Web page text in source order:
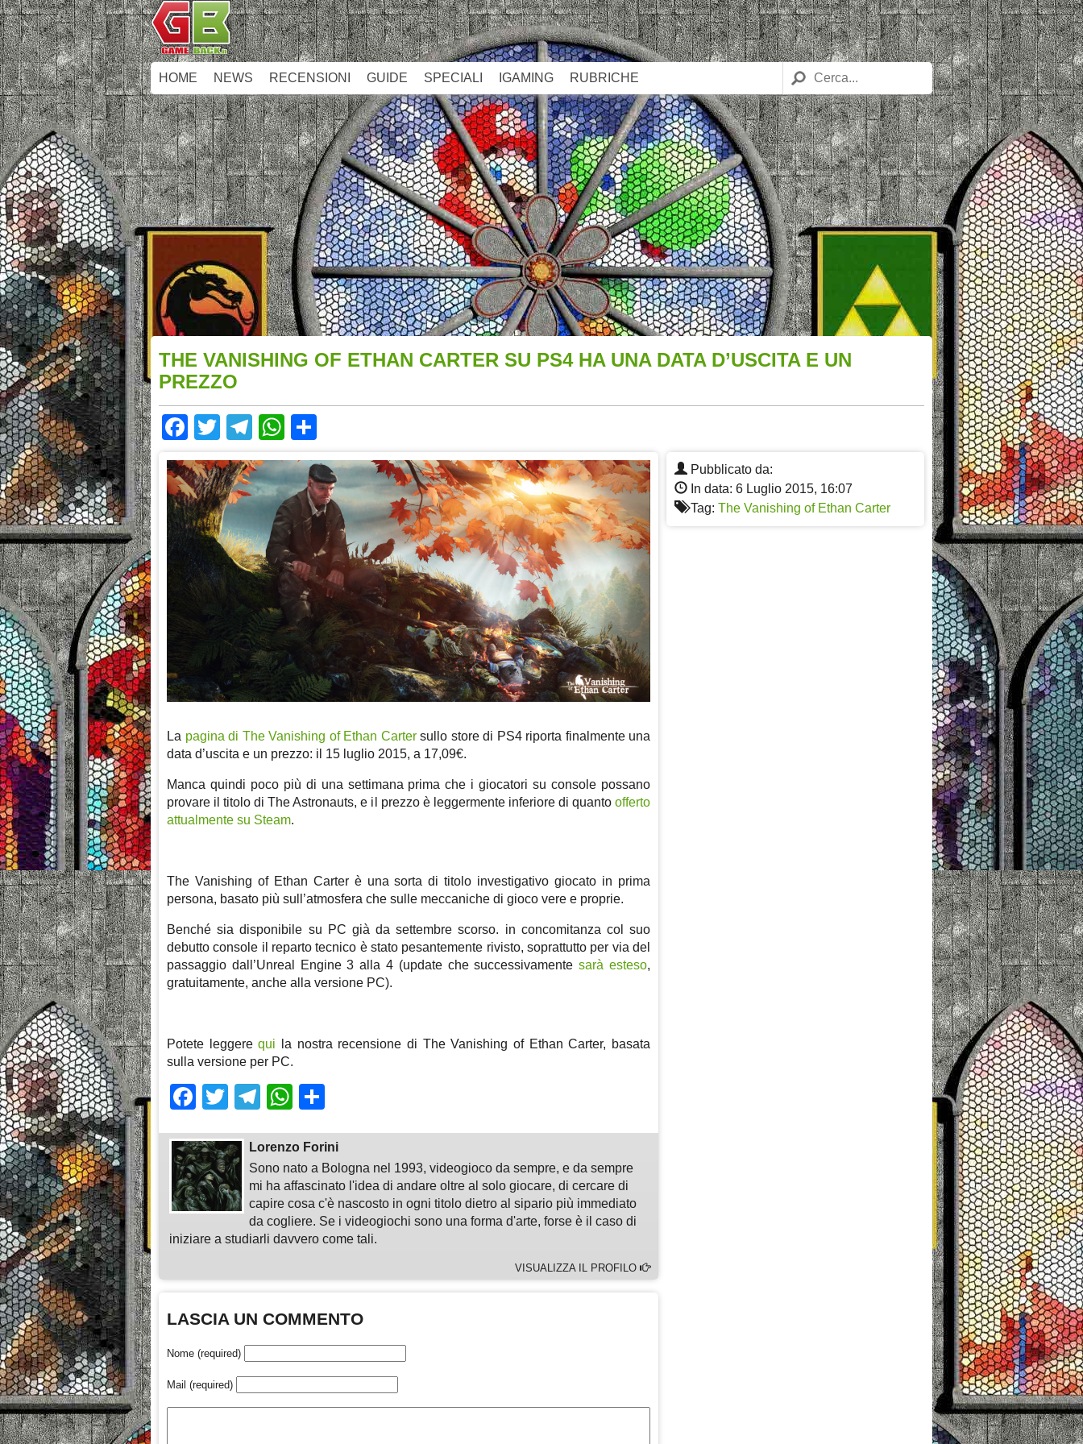
HOME NEWS RECENSIONI GUIDE SPECIALI IGAMING RUBRICHE
THE VANISHING OF ETHAN CARTER SU PS4 HA UNA DATA D’USCITA E UN
PREZZO
Facebook
TwitterTelegram
WhatsApp
Pubblicato da:
In data: 6 Luglio 2015, 16:07
Tag: The Vanishing of Ethan Carter
La pagina di The Vanishing of Ethan Cartersullo store di PS4 riporta finalmente una
data d’uscita e un prezzo: il 15 luglio 2015, a 17,09€.
Manca quindi poco più di una settimana prima che i giocatori su console possano
provare il titolo di The Astronauts, e il prezzo è leggermente inferiore di quanto offerto
attualmente su Steam.
The Vanishing of Ethan Carter è una sorta di titolo investigativo giocato in prima
persona, basato più sull’atmosfera che sulle meccaniche di gioco vere e proprie.
Benché sia disponibile su PC già da settembre scorso. in concomitanza col suo
debutto console il reparto tecnico è stato pesantemente rivisto, soprattutto per via del
passaggio dall’Unreal Engine 3 alla 4 (update che successivamentesarà esteso,
gratuitamente, anche alla versione PC).
Potete leggerequi la nostra recensione di The Vanishing of Ethan Carter, basata
sulla versione per PC.
Facebook
TwitterTelegram
WhatsApp
Lorenzo Forini
Sono nato a Bologna nel 1993, videogioco da sempre, e da sempre
mi ha affascinato l'idea di andare oltre al solo giocare, di cercare di
capire cosa c'è nascosto in ogni titolo dietro al sipario più immediato
da cogliere. Se i videogiochi sono una forma d'arte, forse è il caso di
iniziare a studiarli davvero come tali.
VISUALIZZA IL PROFILO
LASCIA UN COMMENTO
Nome (required)
Mail (required)